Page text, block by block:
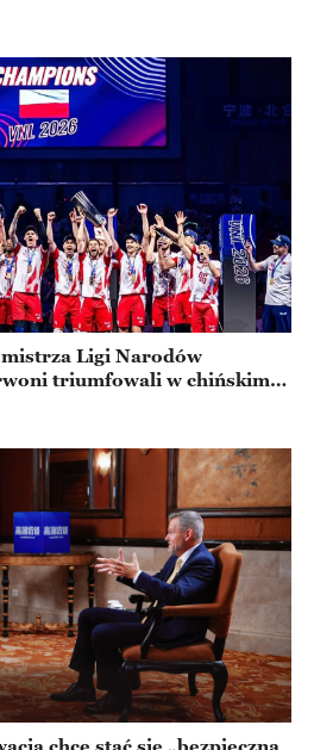
mistrza Ligi Narodów
triumfowali w chińskim